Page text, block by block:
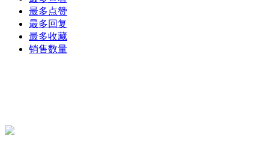
最多点赞
最多回复
最多收藏
销售数量